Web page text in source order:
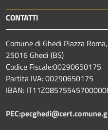
CONTATTI
Comune di Ghedi Piazza
25016 Ghedi (BS)
Codice Fiscale:00290650175
Partita IVA: 00290650175
IBAN: